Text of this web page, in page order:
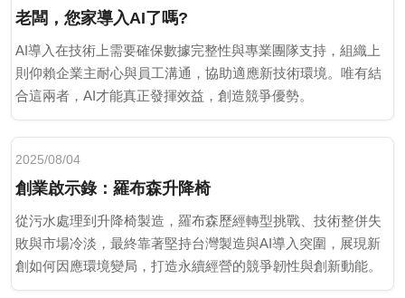
老闆，您家導入AI了嗎?
AI導入在技術上需要確保數據完整性與專業團隊支持，組織上
則仰賴企業主耐心與員工溝通，協助適應新技術環境。唯有結
合這兩者，AI才能真正發揮效益，創造競爭優勢。
2025/08/04
創業啟示錄：羅布森升降椅
從污水處理到升降椅製造，羅布森歷經轉型挑戰、技術整併失
敗與市場冷淡，最終靠著堅持台灣製造與AI導入突圍，展現新
創如何因應環境變局，打造永續經營的競爭韌性與創新動能。